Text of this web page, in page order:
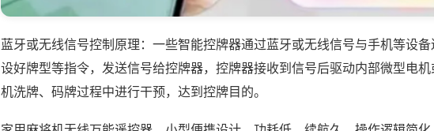
蓝牙或无线信号控制原理：一些智能控牌器通过蓝牙或无线信号与手机等设
设好牌型等指令，发送信号给控牌器，控牌器接收到信号后驱动内部微型电
机洗牌、码牌过程中进行干预，达到控牌目的。